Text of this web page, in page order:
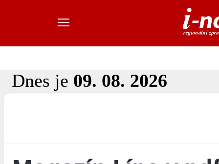
Dnes je 09. 08. 2026